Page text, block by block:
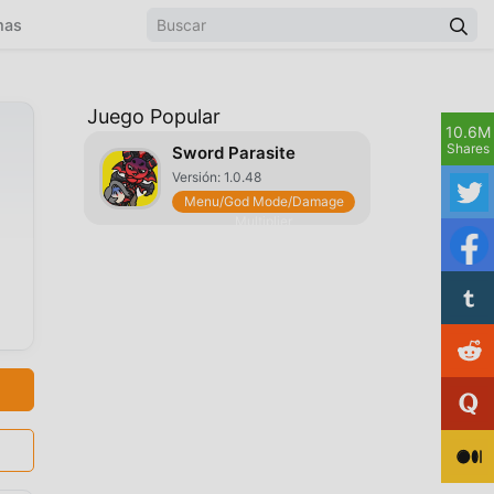
Juego Popular
Sword Parasite
Versión: 1.0.48
Menu/God Mode/Damage
10.6M
Shares